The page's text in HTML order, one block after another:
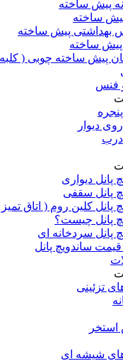
پیش ساخته
ساخته
بهداشتی پیش ساخته
پیش ساخته
پیش ساخته چوبی (
فنس
دیوار
پانل دیواری
پانل سقفی
پانل کلین روم ( اتاق
پانل چیست؟
پانل سردخانه ای
ساندویچ پانل
تزئینی
شیشه ای